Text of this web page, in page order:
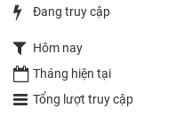
Đang truy cập
Hôm nay
Tháng hiện tại
Tổng lượt truy cập